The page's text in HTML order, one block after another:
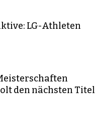
LG-Athleten
den nächsten Titel